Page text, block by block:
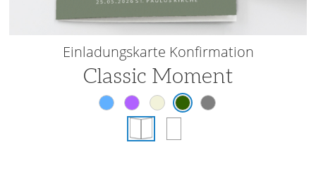
Einladungskarte Konfirmation
Classic Moment